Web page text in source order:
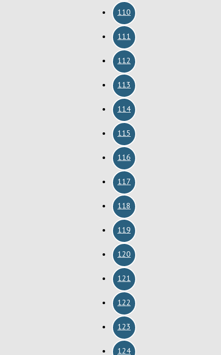
110
111
112
113
114
115
116
117
118
119
120
121
122
123
124